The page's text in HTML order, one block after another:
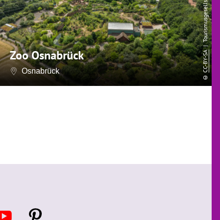
Zoo Osnabrück
Osnabrück
©
CC-BY-SA
P